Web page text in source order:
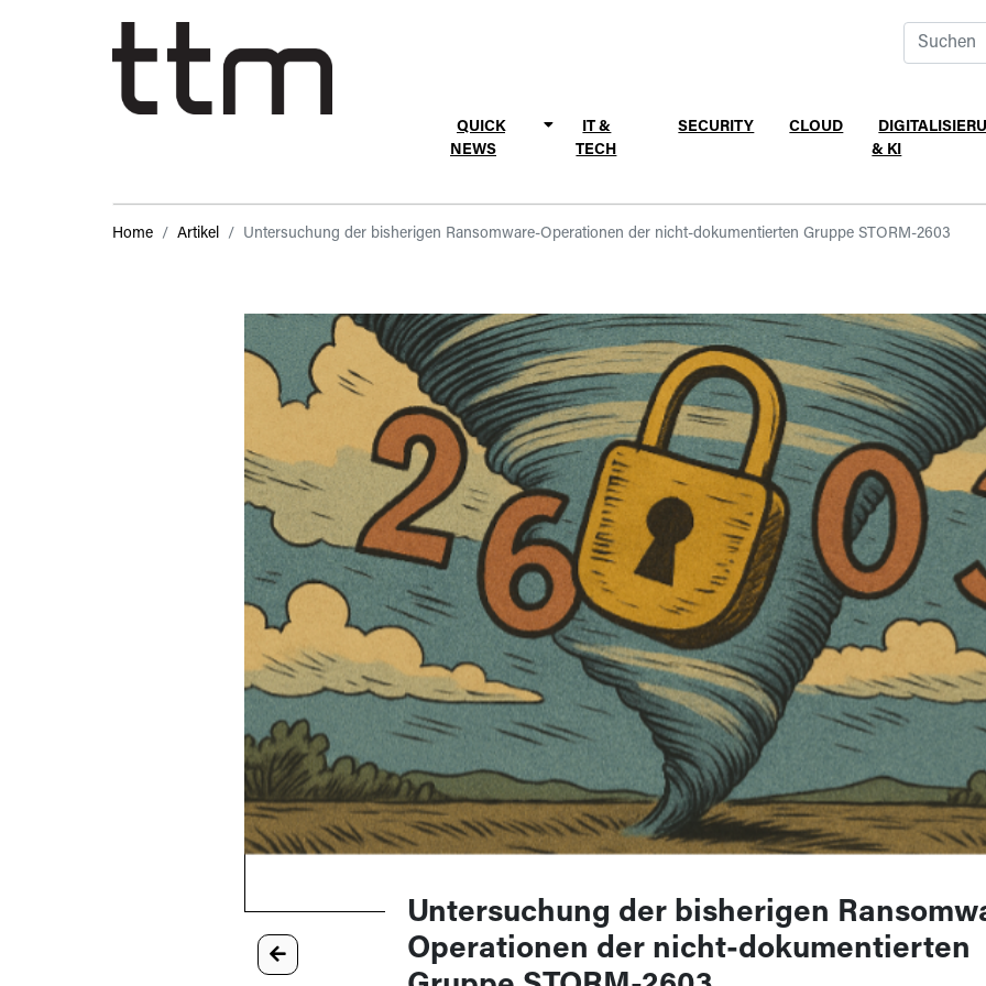
QUICK
NEWS
IT &
TECH
SECURITY CLOUD
& KI
Home Artikel Untersuchung der bisherigen Ransomware-Operationen der nicht-dokumentierten Gruppe STORM-2603
Untersuchung der bisherigen
Operationen der nicht-dokumentierten